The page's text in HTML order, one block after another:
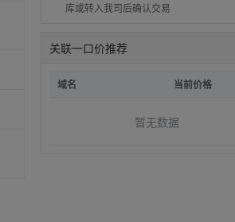
库或转入我司后确认交易
关联一口价推荐
域名 当前价格
暂无数据